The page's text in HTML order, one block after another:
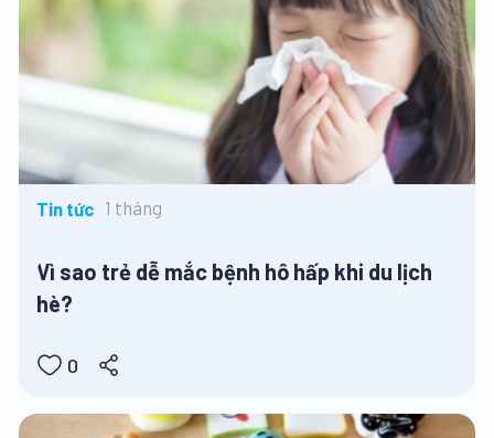
Tin tức 1 tháng
Vì sao trẻ dễ mắc bệnh hô hấp khi du lịch
hè?
0